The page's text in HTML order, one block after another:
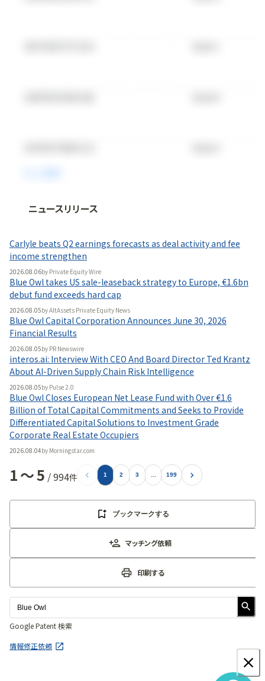
法人向け情報プラットフォーム
無料で使ってみる
ニュースリリース
Carlyle beats Q2 earnings forecasts as deal activity and fee
income strengthen
2026.08.06by Private Equity Wire
Blue Owl takes US sale-leaseback strategy to Europe, €1.6bn
debut fund exceeds hard cap
2026.08.05byAltAssets Private Equity News
Blue Owl Capital Corporation Announces June 30, 2026
Financial Results
2026.08.05by PR Newswire
interos.ai: Interview With CEO And Board Director Ted Krantz
About AI-Driven Supply Chain Risk Intelligence
2026.08.05by Pulse 2.0
Blue Owl Closes European Net Lease Fund with Over €1.6
Billion of Total Capital Commitments and Seeks to Provide
Differentiated Capital Solutions to Investment Grade
Corporate Real Estate Occupiers
2026.08.04by Morningstar.com
1〜5 /994件 1 2 3 199
ブックマークする
マッチング依頼
印刷する
Google Patent 検索
情報修正依頼